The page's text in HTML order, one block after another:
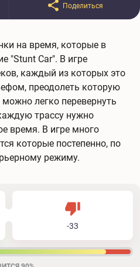
Поделиться
на время, которые в
"Stunt Car". В игре
каждый из которых это
преодолеть которую
можно легко перевернуть
трассу нужно
время. В игре много
которые постепенно, по
режиму.
-33